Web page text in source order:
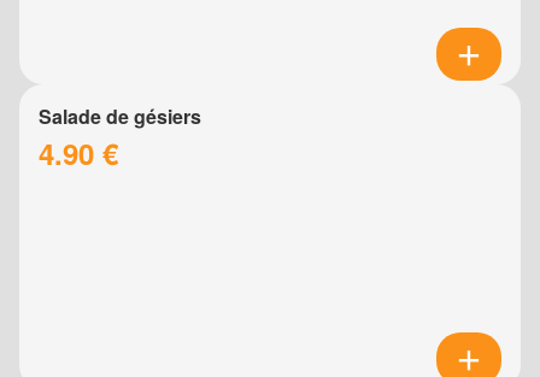
Salade de gésiers
4.90 €